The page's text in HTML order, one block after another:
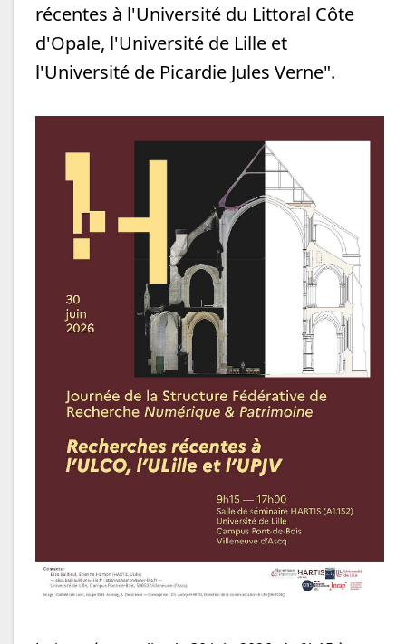
récentes à l'Université du Littoral Côte
d'Opale, l'Université de Lille et
l'Université de Picardie Jules Verne".